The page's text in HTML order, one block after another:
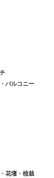
バルコニー
花壇・植栽